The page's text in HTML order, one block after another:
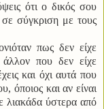
ότι ο δικός σου
σύγκριση με τους
σου.
πως δεν είχε
που δεν είχε
και όχι αυτά που
όποιος και αν είναι
λιακάδα ύστερα από